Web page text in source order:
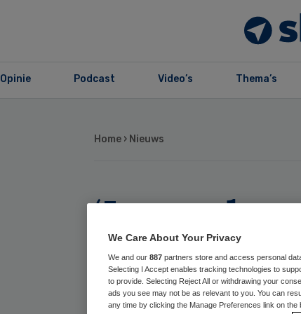
Opinie Podcast Video’s Thema’s
Home › Nieuws
‘Leen als
geen geld
We Care About Your Privacy
We and our 887 partners store and access personal
Selecting I Accept enables tracking technologies to
to provide. Selecting Reject All or withdrawing your
ads you see may not be as relevant to you. You can
any time by clicking the Manage Preferences link on